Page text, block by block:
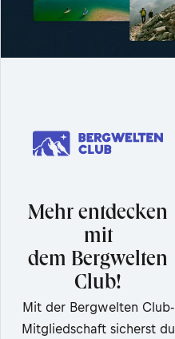
Mehr entdecken
mit
dem Bergwelten
Club!
Mit der Bergwelten Club-
Mitgliedschaft sicherst du